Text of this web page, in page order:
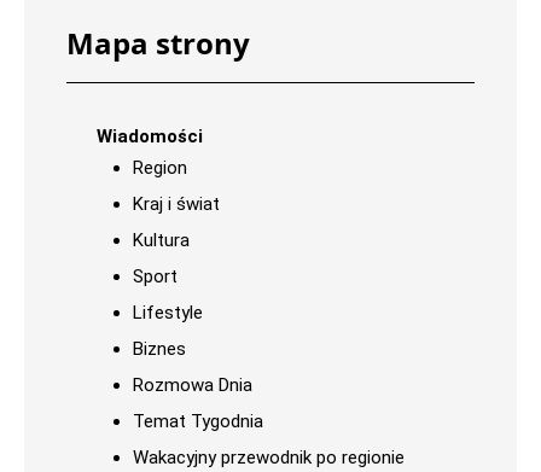
Mapa strony
Wiadomości
Region
Kraj i świat
Kultura
Sport
Lifestyle
Biznes
Rozmowa Dnia
Temat Tygodnia
Wakacyjny przewodnik po regionie